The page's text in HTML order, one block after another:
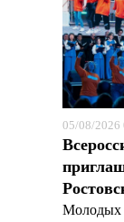
05/08/2026
Молодых